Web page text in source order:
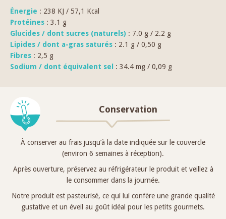
Énergie : 238 KJ / 57,1 Kcal
Protéines : 3.1 g
Glucides / dont sucres (naturels) : 7.0 g / 2.2 g
Lipides / dont a-gras saturés : 2.1 g / 0,50 g
Fibres : 2,5 g
Sodium / dont équivalent sel
: 34.4 mg / 0,09 g
Conservation
À conserver au frais jusqu’à la date indiquée sur le couvercle
(environ 6 semaines à réception).
Après ouverture, préservez au réfrigérateur le produit et veillez à
le consommer dans la journée.
Notre produit est pasteurisé, ce qui lui confère une grande qualité
gustative et un éveil au goût idéal pour les petits gourmets.